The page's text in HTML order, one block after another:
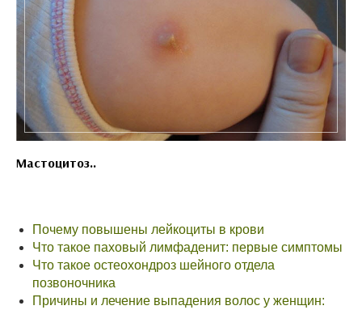
Мастоцитоз..
Почему повышены лейкоциты в крови
Что такое паховый лимфаденит: первые симптомы
Что такое остеохондроз шейного отдела
позвоночника
Причины и лечение выпадения волос у женщин: